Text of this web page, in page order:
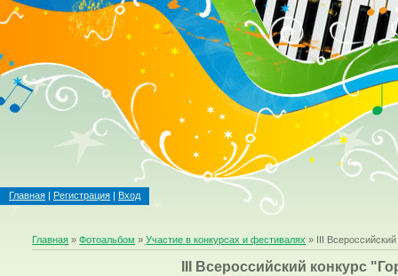
Главная | Регистрация | Вход
Главная »Фотоальбом »Участие в конкурсах и фестивалях » III
III Всероссийский конкурс